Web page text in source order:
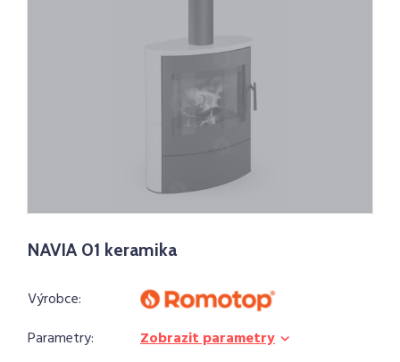
NAVIA 01 keramika
Výrobce:
Parametry:
Zobrazit parametry